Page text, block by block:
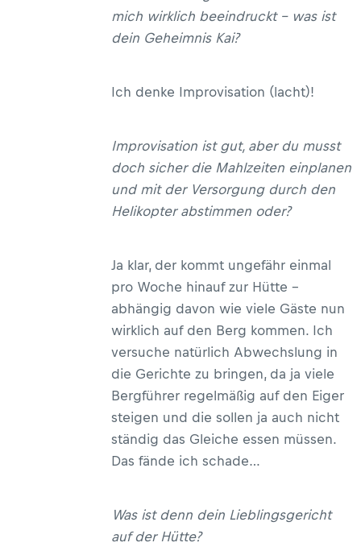
mich wirklich beeindruckt – was ist
dein Geheimnis Kai?
Ich denke Improvisation (lacht)!
Improvisation ist gut, aber du musst
doch sicher die Mahlzeiten einplanen
und mit der Versorgung durch den
Helikopter abstimmen oder?
Ja klar, der kommt ungefähr einmal
pro Woche hinauf zur Hütte –
abhängig davon wie viele Gäste nun
wirklich auf den Berg kommen. Ich
versuche natürlich Abwechslung in
die Gerichte zu bringen, da ja viele
Bergführer regelmäßig auf den Eiger
steigen und die sollen ja auch nicht
ständig das Gleiche essen müssen.
Das fände ich schade…
Was ist denn dein Lieblingsgericht
auf der Hütte?